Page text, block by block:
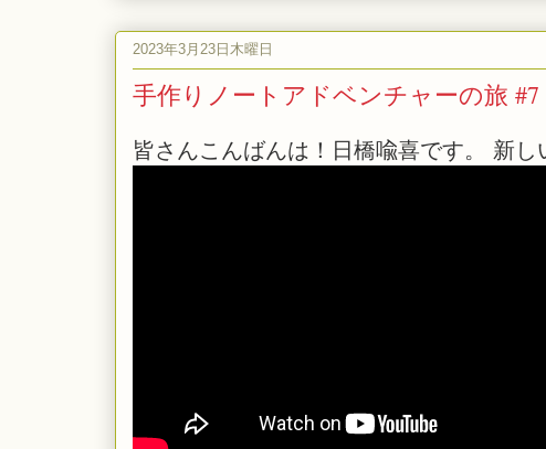
2023年3月23日木曜日
手作りノートアドベンチャーの旅 #7
皆さんこんばんは！日橋喩喜です。 新